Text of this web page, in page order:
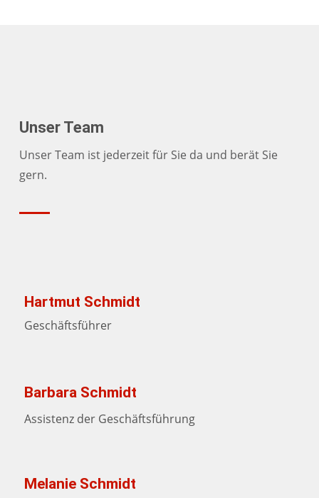
Unser Team
Unser Team ist jederzeit für Sie da und berät Sie
gern.
Hartmut Schmidt
Geschäftsführer
Barbara Schmidt
Assistenz der Geschäftsführung
Melanie Schmidt